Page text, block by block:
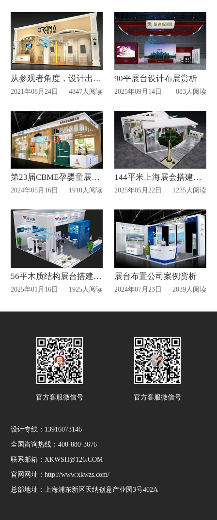
从参观者角度，设计出感同身受的展位| 欧罗玛
2021年08月24日 4847人阅读
90平展台设计布展赏析
2025年09月14日 883人阅读
第23届CBME孕婴童展览会设计搭建案例赏析
2024年05月16日 1910人阅读
144平米上海展会搭建案例分析
2025年05月22日 1235人阅读
56平木质结构展台搭建案例
2025年01月16日 1925人阅读
展台布置公司案例赏析
2024年07月23日 2039人阅读
官方客服微信号 官方客服微信号
设计专线：13916073146
全国咨询热线：400-880-3676
联系邮箱：XKWSH@126.COM
官网网址：http://www.xkwzs.com/
总部地址：上海浦东新区天纳创意产业园3号402A